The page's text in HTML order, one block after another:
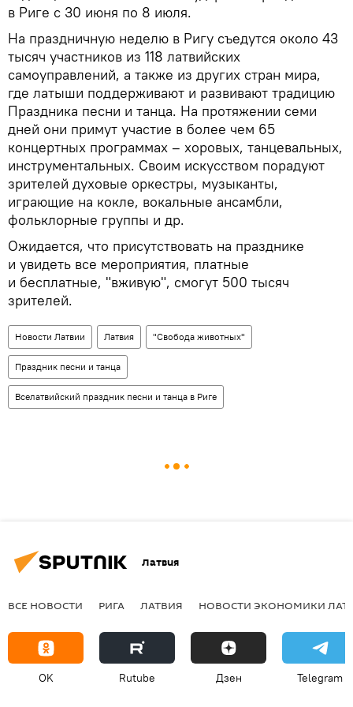
в Риге с 30 июня по 8 июля.
На праздничную неделю в Ригу съедутся около 43
тысяч участников из 118 латвийских
самоуправлений, а также из других стран мира,
где латыши поддерживают и развивают традицию
Праздника песни и танца. На протяжении семи
дней они примут участие в более чем 65
концертных программах – хоровых, танцевальных,
инструментальных. Своим искусством порадуют
зрителей духовые оркестры, музыканты,
играющие на кокле, вокальные ансамбли,
фольклорные группы и др.
Ожидается, что присутствовать на празднике
и увидеть все мероприятия, платные
и бесплатные, "вживую", смогут 500 тысяч
зрителей.
Новости Латвии Латвия "Свобода животных"
Праздник песни и танца
Вселатвийский праздник песни и танца в Риге
Латвия
ВСЕ НОВОСТИ РИГА ЛАТВИЯ НОВОСТИ ЭКОНОМИКИ
OK Rutube Дзен Telegram